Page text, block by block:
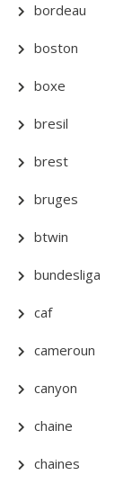
bordeau
boston
boxe
bresil
brest
bruges
btwin
bundesliga
caf
cameroun
canyon
chaine
chaines